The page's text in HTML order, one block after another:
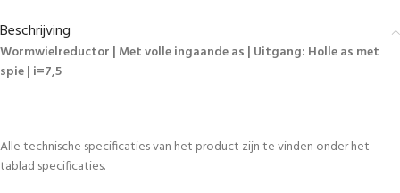
Beschrijving
Wormwielreductor | Met volle ingaande as | Uitgang: Holle as met
spie | i=7,5
Alle technische specificaties van het product zijn te vinden onder het
tablad specificaties.